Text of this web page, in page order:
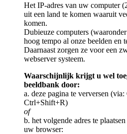
Het IP-adres van uw computer
uit een land te komen waaruit
komen.
Dubieuze computers
hoog tempo al onze beelden en
Daarnaast zorgen ze voor een
webserver systeem.
Waarschijnlijk krijgt u wel
beeldbank door:
a. deze pagina te verversen
Ctrl+Shift+R)
of
b. het volgende adres te
uw browser: